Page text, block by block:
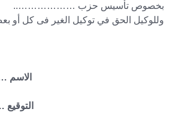
بخصوص تأسيس حزب ………………..
وللوكيل الحق في توكيل الغير فى كل أو